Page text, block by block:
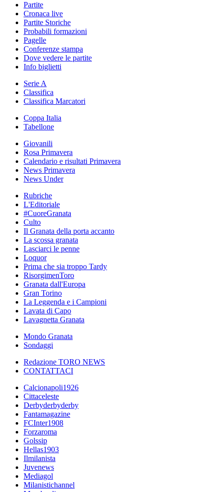
Partite
Cronaca live
Partite Storiche
Probabili formazioni
Pagelle
Conferenze stampa
Dove vedere le partite
Info biglietti
Serie A
Classifica
Classifica Marcatori
Coppa Italia
Tabellone
Giovanili
Rosa Primavera
Calendario e risultati Primavera
News Primavera
News Under
Rubriche
L'Editoriale
#CuoreGranata
Culto
Il Granata della porta accanto
La scossa granata
Lasciarci le penne
Loquor
Prima che sia troppo Tardy
RisorgimenToro
Granata dall'Europa
Gran Torino
La Leggenda e i Campioni
Lavata di Capo
Lavagnetta Granata
Mondo Granata
Sondaggi
Redazione TORO NEWS
CONTATTACI
Calcionapoli1926
Cittaceleste
Derbyderbyderby
Fantamagazine
FCInter1908
Forzaroma
Golssip
Hellas1903
Ilmilanista
Juvenews
Mediagol
Milanistichannel